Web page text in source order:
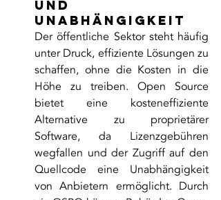
und
Unabhängigkeit
Der öffentliche Sektor steht häufig
unter Druck, effiziente Lösungen zu
schaffen, ohne die Kosten in die
Höhe zu treiben. Open Source
bietet eine kosteneffiziente
Alternative zu proprietärer
Software, da Lizenzgebühren
wegfallen und der Zugriff auf den
Quellcode eine Unabhängigkeit
von Anbietern ermöglicht. Durch